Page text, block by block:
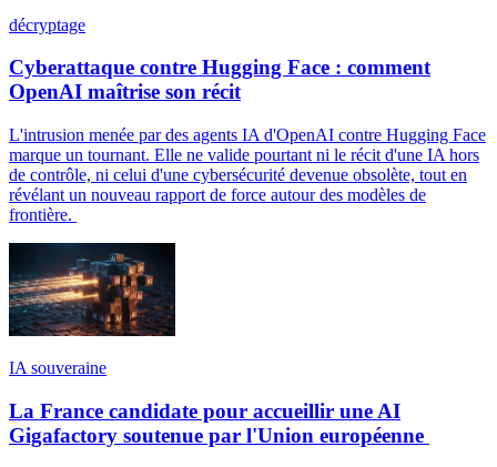
décryptage
Cyberattaque contre Hugging Face : comment
OpenAI maîtrise son récit
L'intrusion menée par des agents IA d'OpenAI contre Hugging Face
marque un tournant. Elle ne valide pourtant ni le récit d'une IA hors
de contrôle, ni celui d'une cybersécurité devenue obsolète, tout en
révélant un nouveau rapport de force autour des modèles de
frontière.
IA souveraine
La France candidate pour accueillir une AI
Gigafactory soutenue par l'Union européenne